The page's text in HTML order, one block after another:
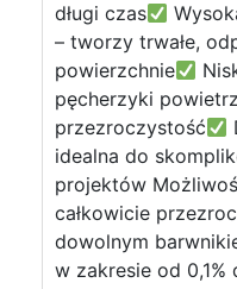
długi czas
– tworzy trwałe,
powierzchnie
pęcherzyki
przezroczystość
idealna do
projektów
całkowicie
dowolnym
w zakresie od 0,1%